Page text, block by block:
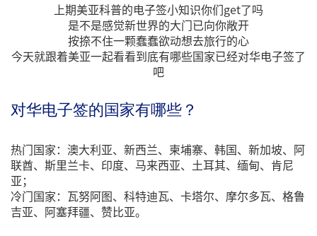
上期美亚科普的电子签小知识你们get了吗
是不是感觉新世界的大门已向你敞开
按捺不住一颗蠢蠢欲动想去旅行的心
今天就跟着美亚一起看看到底有哪些国家已经对华电子签了
吧
对华电子签的国家有哪些？
热门国家：澳大利亚、新西兰、柬埔寨、韩国、新加坡、阿
联酋、斯里兰卡、印度、马来西亚、土耳其、缅甸、肯尼
亚；
冷门国家：瓦努阿图、科特迪瓦、卡塔尔、摩尔多瓦、格鲁
吉亚、阿塞拜疆、赞比亚。